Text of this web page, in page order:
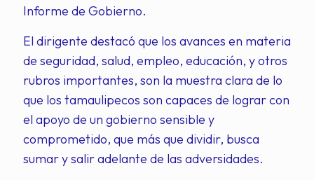
Informe de Gobierno.
El dirigente destacó que los avances en materia
de seguridad, salud, empleo, educación, y otros
rubros importantes, son la muestra clara de lo
que los tamaulipecos son capaces de lograr con
el apoyo de un gobierno sensible y
comprometido, que más que dividir, busca
sumar y salir adelante de las adversidades.